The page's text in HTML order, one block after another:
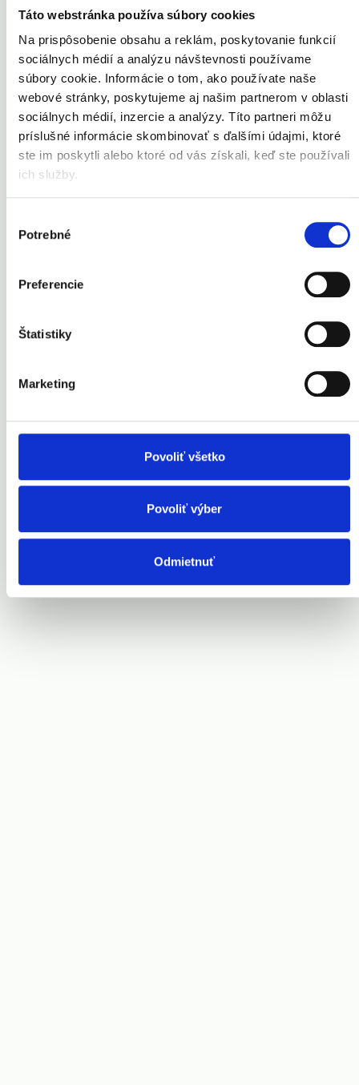
Táto webstránka používa súbory cookies
Na prispôsobenie obsahu a reklám, poskytovanie funkcií
sociálnych médií a analýzu návštevnosti používame
súbory cookie. Informácie o tom, ako používate naše
webové stránky, poskytujeme aj našim partnerom v oblasti
sociálnych médií, inzercie a analýzy. Títo partneri môžu
príslušné informácie skombinovať s ďalšími údajmi, ktoré
ste im poskytli alebo ktoré od vás získali, keď ste používali
ich služby.
súhlasu
Potrebné
Preferencie
Štatistiky
Marketing
Povoliť všetko
Povoliť výber
Odmietnuť